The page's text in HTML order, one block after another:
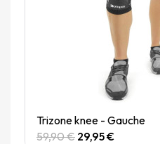
Quick View
Trizone knee - Gauche
59,90 € 29,95 €